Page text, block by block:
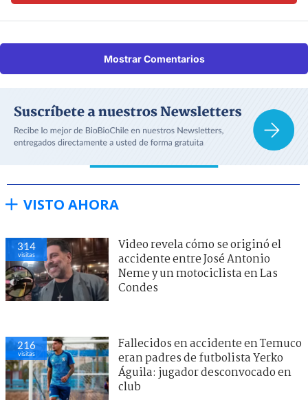
Mostrar Comentarios
VISTO AHORA
314
visitas
Video revela cómo se originó el
accidente entre José Antonio
Neme y un motociclista en Las
Condes
216
visitas
Fallecidos en accidente en Temuco
eran padres de futbolista Yerko
Águila: jugador desconvocado en
club